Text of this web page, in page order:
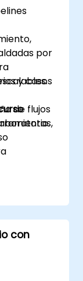
por
y casos
de flujos
con